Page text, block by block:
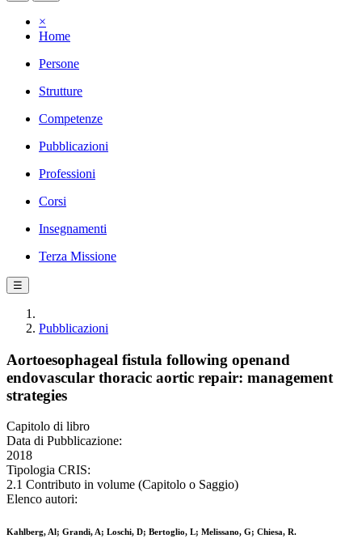
×
Home
Persone
Strutture
Competenze
Pubblicazioni
Professioni
Corsi
Insegnamenti
Terza Missione
☰
Pubblicazioni
Aortoesophageal fistula following openand
endovascular thoracic aortic repair: management
strategies
Capitolo di libro
Data di Pubblicazione:
2018
Tipologia CRIS:
2.1 Contributo in volume (Capitolo o Saggio)
Elenco autori:
Kahlberg, Al; Grandi, A; Loschi, D; Bertoglio, L; Melissano, G; Chiesa, R.